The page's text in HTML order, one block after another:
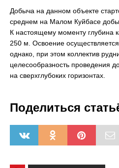
Добыча на данном объекте
среднем на Малом Куйбасе
К настоящему моменту глубина
250 м. Освоение
однако, при этом коллектив
целесообразность проведения
на сверхглубоких горизонтах.
Поделиться